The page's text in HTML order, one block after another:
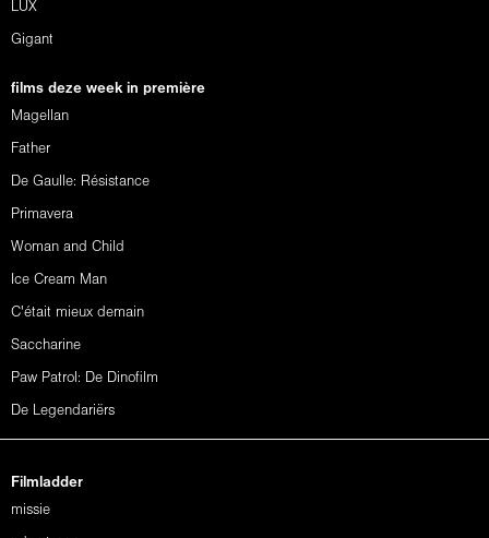
LUX
Gigant
films deze week in première
Magellan
Father
De Gaulle: Résistance
Primavera
Woman and Child
Ice Cream Man
C'était mieux demain
Saccharine
Paw Patrol: De Dinofilm
De Legendariërs
Filmladder
missie